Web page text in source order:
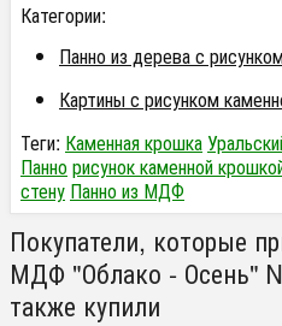
Категории:
Панно из дерева с
Картины с рисунком
Теги: Каменная крошка
Паннорисунок каменной
стену Панно из МДФ
Покупатели, которые
МДФ "Облако - Осень"
также купили